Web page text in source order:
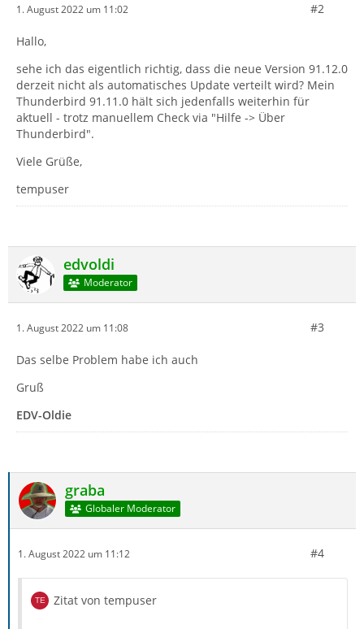
1. August 2022 um 11:02 #2
Hallo,
sehe ich das eigentlich richtig, dass die neue Version 91.12.0
derzeit nicht als automatisches Update verteilt wird? Mein
Thunderbird 91.11.0 hält sich jedenfalls weiterhin für
aktuell - trotz manuellem Check via "Hilfe -> Über
Thunderbird".
Viele Grüße,
tempuser
edvoldi
Moderator
1. August 2022 um 11:08 #3
Das selbe Problem habe ich auch
Gruß
EDV-Oldie
graba
Globaler Moderator
1. August 2022 um 11:12 #4
Zitat von tempuser